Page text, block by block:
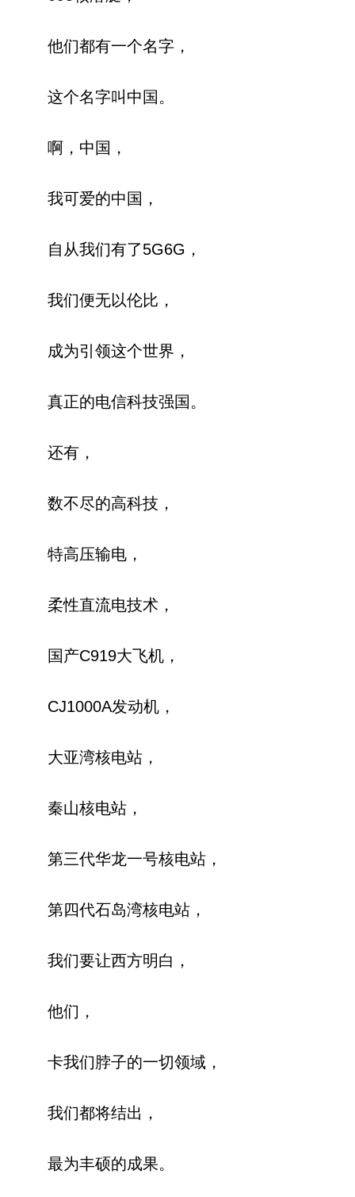
他们都有一个名字，
这个名字叫中国。
啊，中国，
我可爱的中国，
自从我们有了5G6G，
我们便无以伦比，
成为引领这个世界，
真正的电信科技强国。
还有，
数不尽的高科技，
特高压输电，
柔性直流电技术，
国产C919大飞机，
CJ1000A发动机，
大亚湾核电站，
秦山核电站，
第三代华龙一号核电站，
第四代石岛湾核电站，
我们要让西方明白，
他们，
卡我们脖子的一切领域，
我们都将结出，
最为丰硕的成果。